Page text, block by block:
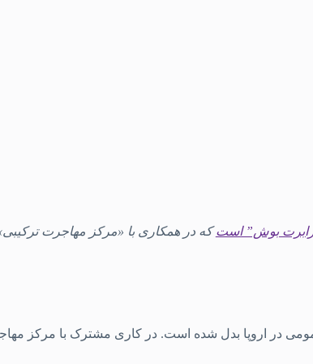
رابرت بوش” استکه در همکاری با «مرکز مهاجرت
است. در کاری مشترک با مرکز مهاجرت، در اینجا به 6 باور غلط درباره